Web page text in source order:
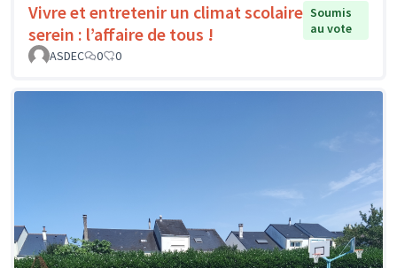
Vivre et entretenir un climat scolaire
serein : l’affaire de tous !
Soumis
au vote
ASDEC
0 0